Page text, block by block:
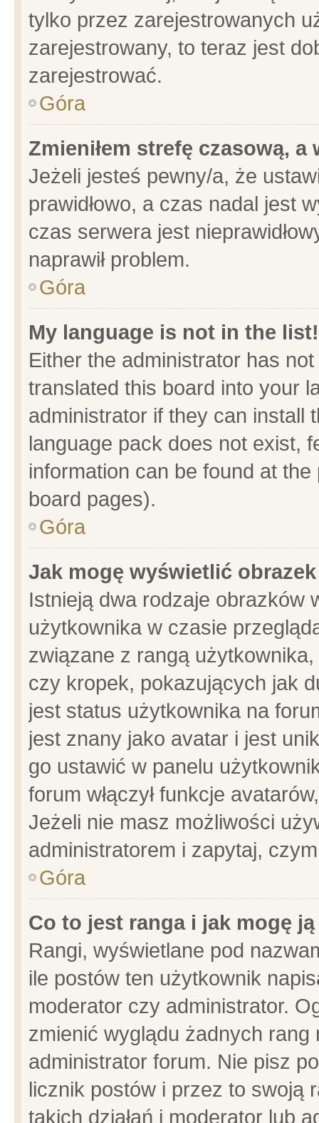
tylko przez zarejestrowanych
zarejestrowany, to teraz jest
zarejestrować.
Góra
Zmieniłem strefę czasową,
Jeżeli jesteś pewny/a, że
prawidłowo, a czas nadal jest
czas serwera jest
naprawił problem.
Góra
My language is not in the list!
Either the administrator has
translated this board into your
administrator if they can install
language pack does not exist,
information can be found at
board pages).
Góra
Jak mogę wyświetlić
Istnieją dwa rodzaje obrazków
użytkownika w czasie
związane z rangą
czy kropek, pokazujących jak
jest status użytkownika na
jest znany jako avatar i jest
go ustawić w panelu
forum włączył funkcje
Jeżeli nie masz możliwości
administratorem i zapytaj,
Góra
Co to jest ranga i jak mogę
Rangi, wyświetlane pod
ile postów ten użytkownik
moderator czy administrator.
zmienić wyglądu żadnych
administrator forum. Nie pisz
licznik postów i przez to swoją
takich działań i moderator lub